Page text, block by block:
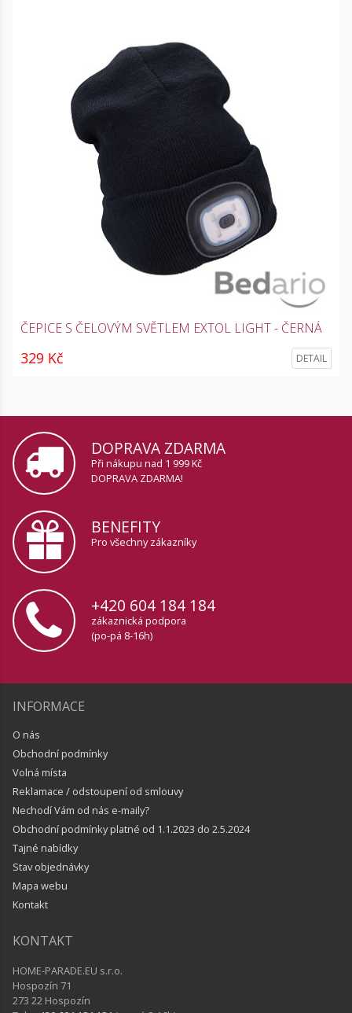
ČEPICE S ČELOVÝM SVĚTLEM EXTOL LIGHT - ČERNÁ
329 Kč DETAIL
DOPRAVA ZDARMA
Při nákupu nad 1 999 Kč
DOPRAVA ZDARMA!
BENEFITY
Pro všechny zákazníky
+420 604 184 184
zákaznická podpora
(po-pá 8-16h)
INFORMACE
O nás
Obchodní podmínky
Volná místa
Reklamace / odstoupení od smlouvy
Nechodí Vám od nás e-maily?
Obchodní podmínky platné od 1.1.2023 do 2.5.2024
Tajné nabídky
Stav objednávky
Mapa webu
Kontakt
KONTAKT
HOME-PARADE.EU s.r.o.
Hospozín 71
273 22 Hospozín